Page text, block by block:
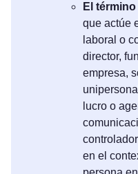
El
que actúe
laboral o
director,
empresa,
lucro o
en el